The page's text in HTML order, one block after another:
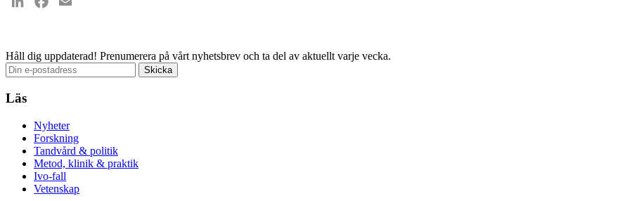
Håll dig uppdaterad! Prenumerera på vårt nyhetsbrev och ta del av aktuellt varje vecka.
Läs
Nyheter
Forskning
Tandvård & politik
Metod, klinik & praktik
Ivo-fall
Vetenskap